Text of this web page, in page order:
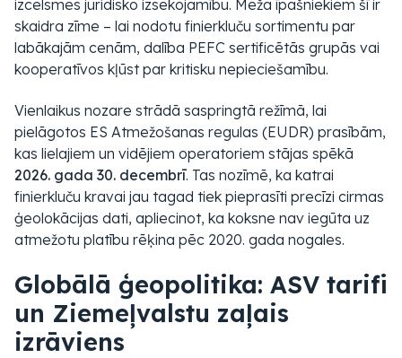
izcelsmes juridisko izsekojamību. Meža īpašniekiem šī ir
skaidra zīme – lai nodotu finierkluču sortimentu par
labākajām cenām, dalība PEFC sertificētās grupās vai
kooperatīvos kļūst par kritisku nepieciešamību.
Vienlaikus nozare strādā saspringtā režīmā, lai
pielāgotos ES Atmežošanas regulas (EUDR) prasībām,
kas lielajiem un vidējiem operatoriem stājas spēkā
2026. gada 30. decembrī. Tas nozīmē, ka katrai
finierkluču kravai jau tagad tiek pieprasīti precīzi cirmas
ģeolokācijas dati, apliecinot, ka koksne nav iegūta uz
atmežotu platību rēķina pēc 2020. gada nogales.
Globālā ģeopolitika: ASV tarifi
un Ziemeļvalstu zaļais
izrāviens